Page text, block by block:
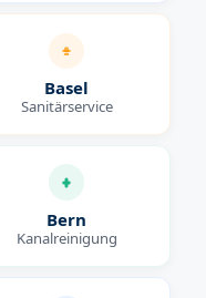
Basel
Sanitärservice
Bern
Kanalreinigung